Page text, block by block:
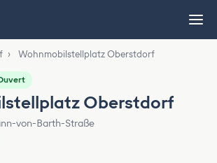
› Wohnmobilstellplatz Oberstdorf
Oberstdorf
von-Barth-Straße